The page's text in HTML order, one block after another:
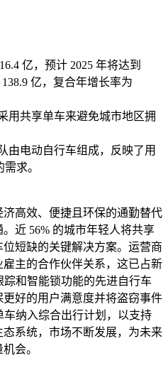
亿，预计 2025 年将达到
亿，复合年增长率为
用共享单车来避免城市地区拥
由电动自行车组成，反映了用
求。
高效、便捷且环保的通勤替代
近 56% 的城市年轻人将共享
短缺的关键解决方案。运营商
主的合作伙伴关系，这已占新
和智能锁功能的先进自行车
好的用户满意度并将盗窃事件
车纳入综合出行计划，以支持
系统，市场不断发展，为未来
会。